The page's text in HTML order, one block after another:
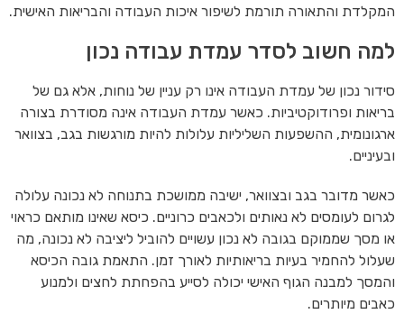
המקלדת והתאורה תורמת לשיפור איכות העבודה והבריאות האישית.
למה חשוב לסדר עמדת עבודה נכון
סידור נכון של עמדת העבודה אינו רק עניין של נוחות, אלא גם של
בריאות ופרודוקטיביות. כאשר עמדת העבודה אינה מסודרת בצורה
ארגונומית, ההשפעות השליליות עלולות להיות מורגשות בגב, בצוואר
ובעיניים.
כאשר מדובר בגב ובצוואר, ישיבה ממושכת בתנוחה לא נכונה עלולה
לגרום לעומסים לא נאותים ולכאבים כרוניים. כיסא שאינו מותאם כראוי
או מסך שממוקם בגובה לא נכון עשויים להוביל ליציבה לא נכונה, מה
שעלול להחמיר בעיות בריאותיות לאורך זמן. התאמת גובה הכיסא
והמסך למבנה הגוף האישי יכולה לסייע בהפחתת לחצים ולמנוע
כאבים מיותרים.